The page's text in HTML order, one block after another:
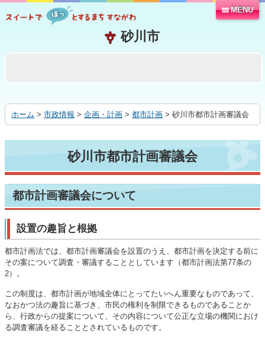
る
MENU
ホーム > 市政情報 > 企画・計画 > 都市計画 > 砂川市都市計画審議会
砂川市都市計画審議会
都市計画審議会について
設置の趣旨と根拠
都市計画法では、都市計画審議会を設置のうえ、都市計画を決定する前に
その案について調査・審議することとしています（都市計画法第77条の
2）。
この制度は、都市計画が地域全体にとってたいへん重要なものであって、
なおかつ法の趣旨に基づき、市民の権利を制限できるものであることか
ら、行政からの提案について、その内容について公正な立場の機関におけ
る調査審議を経ることとされているものです。